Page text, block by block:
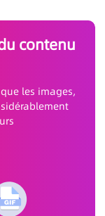
contenu
les images,